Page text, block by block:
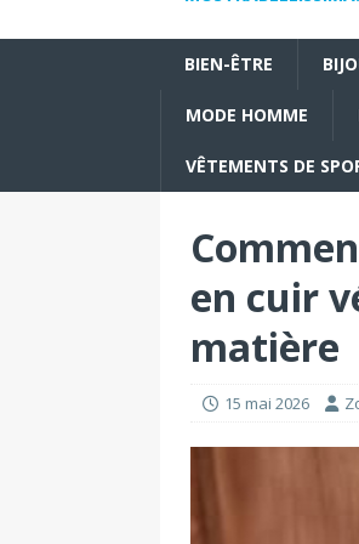
BIEN-ÊTRE
MODE HOMME
VÊTEMENTS DE
en cuir
matière
15 mai 2026